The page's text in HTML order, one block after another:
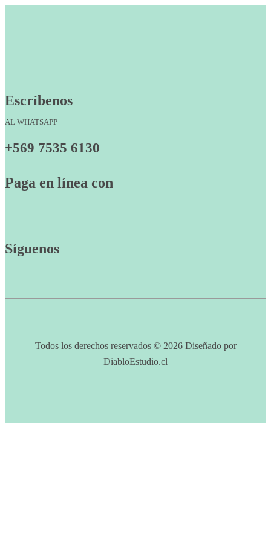
Escríbenos
AL WHATSAPP
+569 7535 6130
Paga en línea con
Síguenos
Todos los derechos reservados © 2026 Diseñado por
DiabloEstudio.cl